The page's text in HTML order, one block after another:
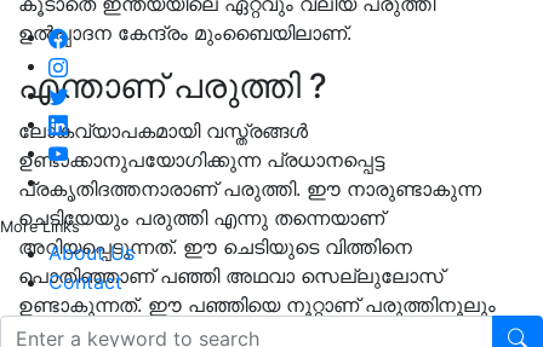
More Links
About Us
Contact
ഉൽപ്പാദന കേന്ദ്രം മുംബൈയിലാണ്.
എന്താണ് പരുത്തി ?
ലോകവ്യാപകമായി വസ്ത്രങ്ങൾ
ഉണ്ടാക്കാനുപയോഗിക്കുന്ന പ്രധാനപ്പെട്ട
പ്രകൃതിദത്തനാരാണ്‌ പരുത്തി. ഈ നാരുണ്ടാകുന്ന
ചെടിയേയും പരുത്തി എന്നു തന്നെയാണ്‌
അറിയപ്പെടുന്നത്. ഈ ചെടിയുടെ വിത്തിനെ
പൊതിഞ്ഞാണ്‌ പഞ്ഞി അഥവാ സെല്ലുലോസ്
ഉണ്ടാകുന്നത്. ഈ പഞ്ഞിയെ നൂറ്റാണ്‌ പരുത്തിനൂലും
അതിൽ നിന്ന് വസ്ത്രവും നെയ്യുന്നത്. പരുത്തി